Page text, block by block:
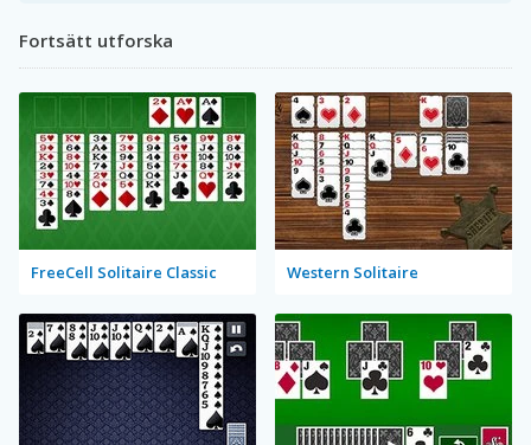
Fortsätt utforska
FreeCell Solitaire Classic Western Solitaire